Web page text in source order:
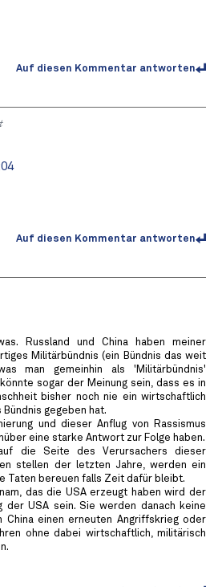
Auf diesen Kommentar antworten
Auf diesen Kommentar antworten
Russland und China haben meiner
Militärbündnis (ein Bündnis das weit
man gemeinhin als 'Militärbündnis'
sogar der Meinung sein, dass es in
bisher noch nie ein wirtschaftlich
gegeben hat.
und dieser Anflug von Rassismus
eine starke Antwort zur Folge haben.
die Seite des Verursachers dieser
stellen der letzten Jahre, werden ein
Taten bereuen falls Zeit dafür bleibt.
das die USA erzeugt haben wird der
USA sein. Sie werden danach keine
China einen erneuten Angriffskrieg oder
ohne dabei wirtschaftlich, militärisch